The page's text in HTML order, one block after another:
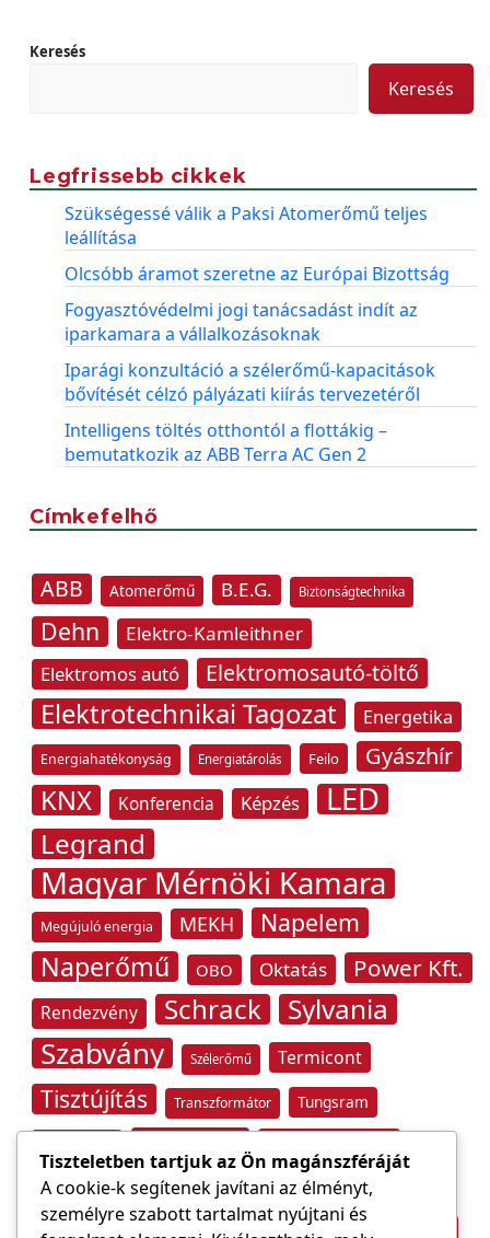
Keresés
Keresés
Legfrissebb cikkek
Szükségessé válik a Paksi Atomerőmű teljes
leállítása
Olcsóbb áramot szeretne az Európai Bizottság
Fogyasztóvédelmi jogi tanácsadást indít az
iparkamara a vállalkozásoknak
Iparági konzultáció a szélerőmű-kapacitások
bővítését célzó pályázati kiírás tervezetéről
Intelligens töltés otthontól a flottákig –
bemutatkozik az ABB Terra AC Gen 2
Címkefelhő
ABB Atomerőmű B.E.G. Biztonságtechnika
Dehn
Elektro-Kamleithner
Elektromos autó
Elektromosautó-töltő
Elektrotechnikai Tagozat Energetika
Energiahatékonyság Energiatárolás Feilo Gyászhír
KNX Konferencia Képzés LED
Legrand
Magyar Mérnöki Kamara
Megújuló energia MEKH Napelem
Naperőmű OBO Oktatás Power Kft.
Rendezvény Schrack Sylvania
Szabvány Szélerőmű Termicont
Tisztújítás Transzformátor Tungsram
Villámvédelem
Világítástechnika Áramfogyasztás
Tiszteletben tartjuk az Ön magánszféráját
A cookie-k segítenek javítani az élményt,
személyre szabott tartalmat nyújtani és